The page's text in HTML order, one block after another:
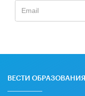
ВЕСТИ ОБРАЗОВАНИЯ